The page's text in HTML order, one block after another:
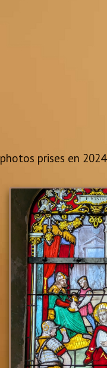
photos prises en 2024